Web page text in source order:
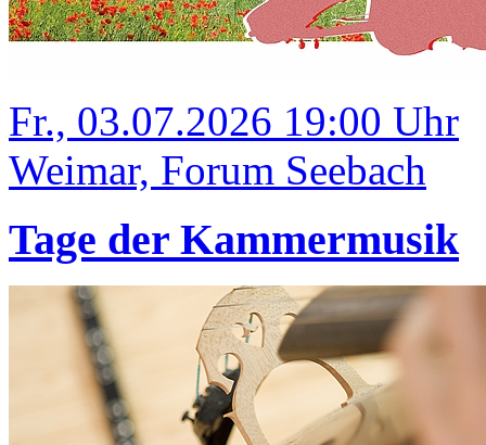
Fr., 03.07.2026 19:00 Uhr
Weimar, Forum Seebach
Tage der Kammermusik